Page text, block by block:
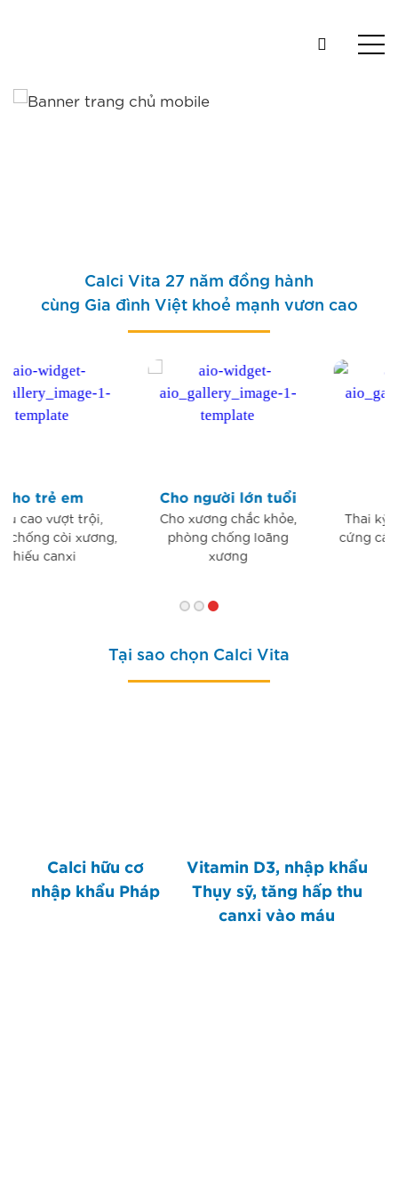
Calci Vita 27 năm đồng hành
cùng Gia đình Việt khoẻ mạnh vươn cao
Cho người lớn tuổi
Cho xương chắc khỏe,
phòng chống loãng
Cho mẹ
Thai kỳ khỏe mạnh, bé
cứng cáp từ trong bụng
Tại sao chọn Calci Vita
Calci hữu cơ
nhập khẩu Pháp
Vitamin D3, nhập khẩu
Thụy sỹ, tăng hấp thu
canxi vào máu